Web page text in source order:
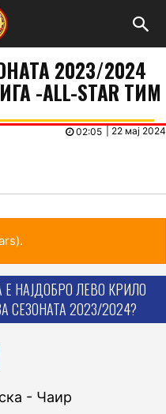
2023/2024
-ALL-STAR ТИМ
22 мај 2024
02:05
НАЈДОБРО ЛЕВО КРИЛО
СЕЗОНАТА 2023/2024?
- Чаир